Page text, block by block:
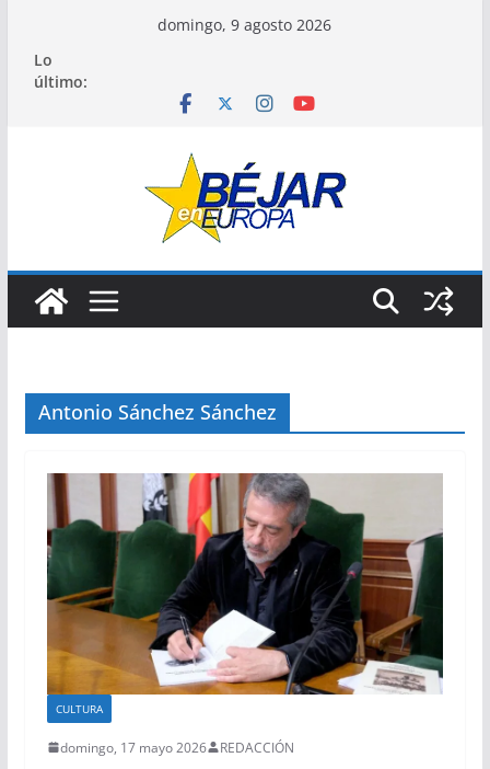
contenido
domingo, 9 agosto 2026
Lo
último:
Antonio Sánchez Sánchez
CULTURA
domingo, 17 mayo 2026 REDACCIÓN